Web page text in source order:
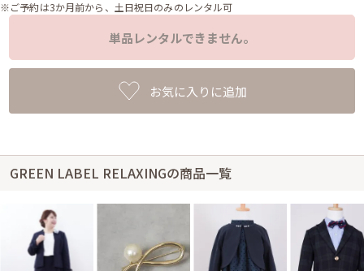
※ご予約は3か月前から、土日祝日のみのレンタル可
単品レンタルできません。
お気に入りに追加
GREEN LABEL RELAXINGの商品一覧